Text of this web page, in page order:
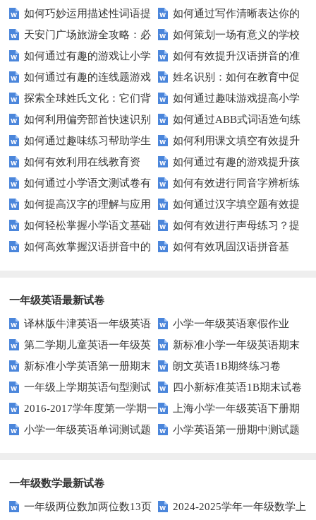
力？
拼写能力？
如何巧妙运用描述性词语提
升教育效果？
如何通过写作清晰表达你的
愿望？
天安门广场旅游全攻略：必
看的历史与文化景点
如何策划一场有意义的学校
升旗仪式？
如何通过有趣的游戏让小学
生轻松掌握常见姓氏？
如何有效提升汉语拼音的准
确性和流利度？这里有妙招！
如何通过有趣的连线题游戏
提升孩子的逻辑思维能力？
姓名识别：如何在教育中促
进个性化学习？
探索全球姓氏文化：它们背
后隐藏的故事？
如何通过趣味游戏提高小学
生的拼音水平？
如何利用偏旁部首快速识别
汉字？
如何通过ABB式词语造句练
习提高孩子的语言表达能力？
如何通过趣味练习帮助学生
掌握反义词匹配？
如何利用课文填空有效提升
语文成绩？
如何有效利用在线教育资
源？
如何通过有趣的游戏提升孩
子的句子补全技巧？
如何通过小学语文测试卷有
效提高孩子的阅读与写作技能？
如何有效进行同音字辨析练
习？这些方法让你事半功倍！
如何提高汉字的理解与应用
能力？这里有妙招！
如何通过汉字填空题有效提
升小学生的汉字书写能力？
如何轻松掌握小学语文基础
知识？
如何有效进行声母练习？提
升发音技巧有妙招！
如何高效掌握汉语拼音中的
如何有效巩固汉语拼音基
一年级英语最新试卷
译林版牛津英语一年级英语
1AB测试卷
小学一年级英语寒假作业
第二学期儿童英语一年级英
语期末试卷
新标准小学一年级英语期末
质量检测题
新标准小学英语第一册期末
测试题
朗文英语1B期终练习卷
一年级上学期英语句型测试
题
四小新标准英语1B期末试卷
2016-2017学年度第一学期一
起一年级英语期中试卷
上海小学一年级英语下册期
中试卷
小学一年级英语单词测试题 小学英语第一册期中测试题
一年级数学最新试卷
一年级两位数加两位数13页
2024-2025学年一年级数学上